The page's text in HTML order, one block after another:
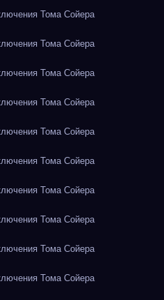
Тома Сойера
Тома Сойера
Тома Сойера
Тома Сойера
Тома Сойера
Тома Сойера
Тома Сойера
Тома Сойера
Тома Сойера
Тома Сойера